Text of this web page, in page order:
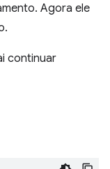
Agora ele
continuar